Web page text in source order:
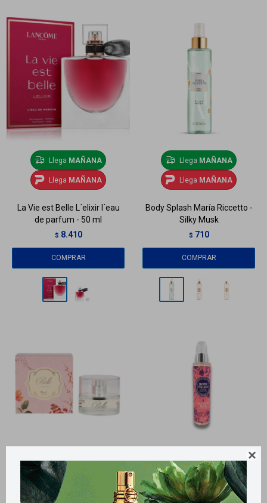

Llega MAÑANA
Llega MAÑANA
La Vie est Belle L´elixir l´eau
de parfum - 50 ml
$ 8.410
Llega MAÑANA
Llega MAÑANA
Body Splash María Riccetto -
Silky Musk
$ 710
Llega
Llega MAÑANA
LlegaMAÑANA
LlegaMAÑANA